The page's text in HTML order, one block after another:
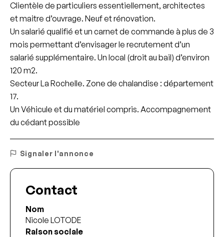
Contact
Nom
Nicole LOTODE
Raison sociale
Clientèle de particuliers essentiellement, architectes
et maitre d’ouvrage. Neuf et rénovation.
Un salarié qualifié et un carnet de commande à plus de 3
mois permettant d’envisager le recrutement d’un
salarié supplémentaire. Un local (droit au bail) d’environ
120 m2.
Secteur La Rochelle. Zone de chalandise : département
17.
Un Véhicule et du matériel compris. Accompagnement
du cédant possible
Signaler l'annonce